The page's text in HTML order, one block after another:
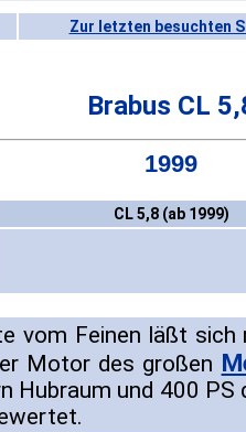
Zur letzten besuchten
Brabus CL
1999
CL 5,8 (ab 1999)
vom Feinen läßt
Motor des großen
Hubraum und 400 PS